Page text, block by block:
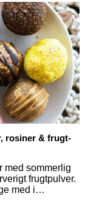
rosiner & frugt-
med sommerlig
frugtpulver.
med i